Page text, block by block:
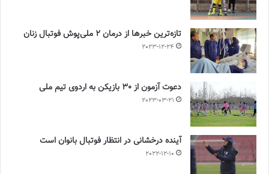
تازه‌ترین خبرها از درمان ۲ ملی‌پوش فوتبال زنان
2023-12-24
دعوت آزمون از 30 بازیکن به اردوی تیم ملی
2023-03-21
آینده درخشانی در انتظار فوتبال بانوان است
2022-12-10